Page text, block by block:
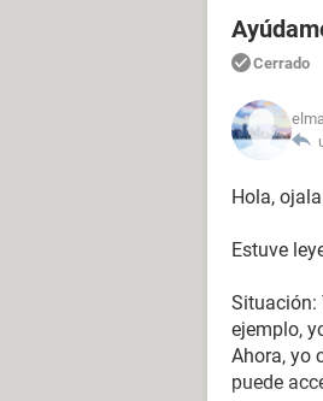
Cerrado
Hola,
Estuve
Situación:
ejemplo,
Ahora, yo
puede